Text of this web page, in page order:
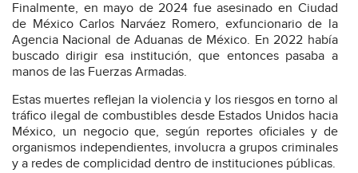
Finalmente, en mayo de 2024 fue asesinado en Ciudad
de México Carlos Narváez Romero, exfuncionario de la
Agencia Nacional de Aduanas de México. En 2022 había
buscado dirigir esa institución, que entonces pasaba a
manos de las Fuerzas Armadas.
Estas muertes reflejan la violencia y los riesgos en torno al
tráfico ilegal de combustibles desde Estados Unidos hacia
México, un negocio que, según reportes oficiales y de
organismos independientes, involucra a grupos criminales
y a redes de complicidad dentro de instituciones públicas.